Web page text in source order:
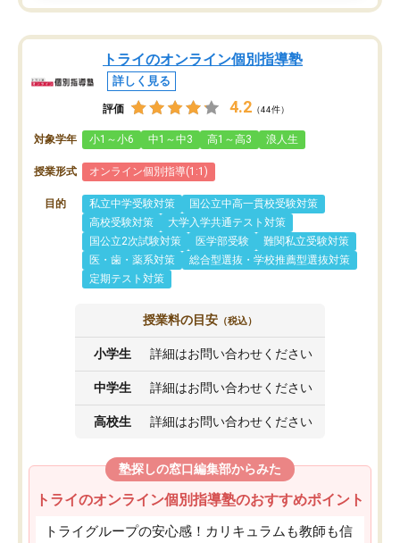
トライのオンライン個別指導塾
詳しく見る
評価 4.2 （44件）
対象学年 小1～小6 中1～中3 高1～高3 浪人生
授業形式 オンライン個別指導(1:1)
目的 私立中学受験対策
国公立中高一貫校受験対策
高校受験対策
大学入学共通テスト対策
国公立2次試験対策
医学部受験
難関私立受験対策
医・歯・薬系対策
総合型選抜・学校推薦型選抜対策
定期テスト対策
授業料の目安 （税込）
小学生 詳細はお問い合わせください
中学生 詳細はお問い合わせください
高校生 詳細はお問い合わせください
塾探しの窓口編集部からみた
トライのオンライン個別指導塾のおすすめポイント
トライグループの安心感！カリキュラムも教師も信